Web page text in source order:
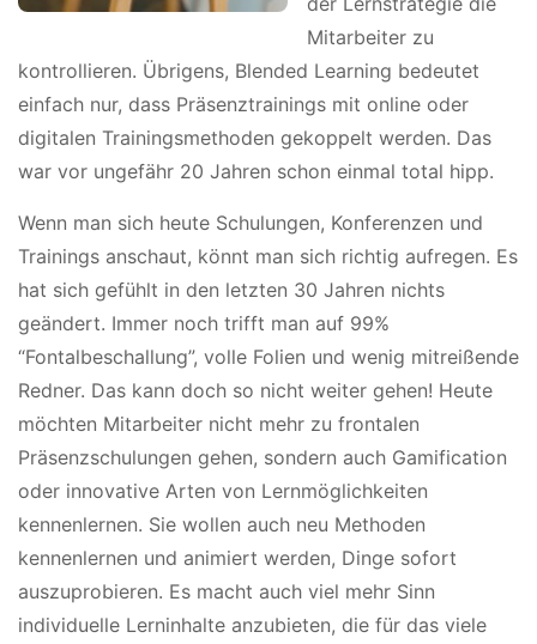
Mitarbeiter zu
kontrollieren. Übrigens, Blended Learning bedeutet
einfach nur, dass Präsenztrainings mit online oder
digitalen Trainingsmethoden gekoppelt werden. Das
war vor ungefähr 20 Jahren schon einmal total hipp.
Wenn man sich heute Schulungen, Konferenzen und
Trainings anschaut, könnt man sich richtig aufregen. Es
hat sich gefühlt in den letzten 30 Jahren nichts
geändert. Immer noch trifft man auf 99%
“Fontalbeschallung”, volle Folien und wenig mitreißende
Redner. Das kann doch so nicht weiter gehen! Heute
möchten Mitarbeiter nicht mehr zu frontalen
Präsenzschulungen gehen, sondern auch Gamification
oder innovative Arten von Lernmöglichkeiten
kennenlernen. Sie wollen auch neu Methoden
kennenlernen und animiert werden, Dinge sofort
auszuprobieren. Es macht auch viel mehr Sinn
individuelle Lerninhalte anzubieten, die für das viele